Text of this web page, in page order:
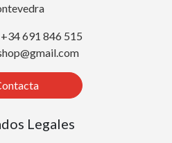
691 846 515
Legales